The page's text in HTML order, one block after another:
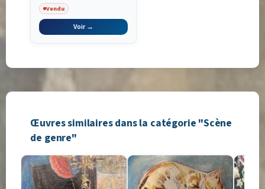
Vendu
Voir →
Œuvres similaires dans la catégorie "Scène
de genre"